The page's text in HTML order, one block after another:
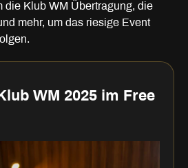
die Klub WM Übertragung, die
mehr, um das riesige Event
WM 2025 im Free